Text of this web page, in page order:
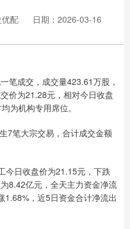
配
日期：2026-03-16
笔成交，成交量423.61万股，
价为21.28元，相对今日收盘
为机构专用席位。
7笔大宗交易，合计成交金额
今日收盘价为21.15元，下跌
8.42亿元，全天主力资金净流
1.68%，近5日资金合计净流出